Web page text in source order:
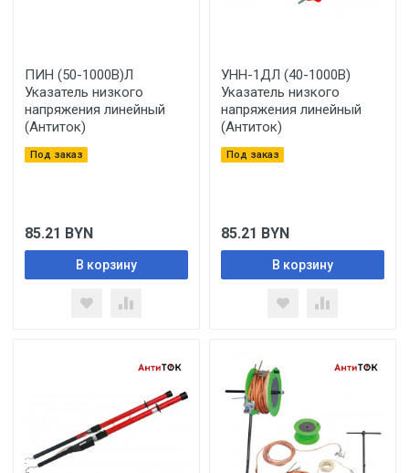
ПИН (50-1000В)Л
Указатель низкого
напряжения линейный
(Антиток)
Под заказ
85.21 BYN
В корзину
УНН-1ДЛ (40-1000В)
Указатель низкого
напряжения линейный
(Антиток)
Под заказ
85.21 BYN
В корзину